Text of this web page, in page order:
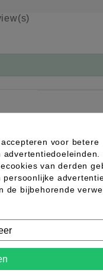
voor betere
van derden
de bijbehorende